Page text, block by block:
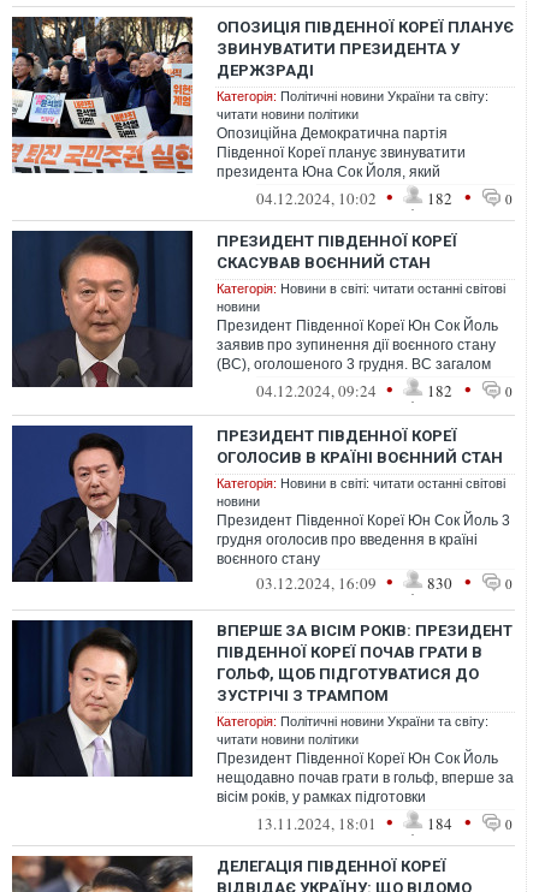
ОПОЗИЦІЯ ПІВДЕННОЇ КОРЕЇ ПЛАНУЄ
ЗВИНУВАТИТИ ПРЕЗИДЕНТА У
ДЕРЖЗРАДІ
Категорія: Політичні новини України та світу:
читати новини політики
Опозиційна Демократична партія
Південної Кореї планує звинуватити
президента Юна Сок Йоля, який
напередодні оголосив про запровадження
воєнного стану ...
04.12.2024, 10:02 • 182 • 0
ПРЕЗИДЕНТ ПІВДЕННОЇ КОРЕЇ
СКАСУВАВ ВОЄННИЙ СТАН
Категорія: Новини в світі: читати останні світові
новини
Президент Південної Кореї Юн Сок Йоль
заявив про зупинення дії воєнного стану
(ВС), оголошеного 3 грудня. ВС загалом
тривав у країні шість годин
04.12.2024, 09:24 • 182 • 0
ПРЕЗИДЕНТ ПІВДЕННОЇ КОРЕЇ
ОГОЛОСИВ В КРАЇНІ ВОЄННИЙ СТАН
Категорія: Новини в світі: читати останні світові
новини
Президент Південної Кореї Юн Сок Йоль 3
грудня оголосив про введення в країні
воєнного стану
03.12.2024, 16:09 • 830 • 0
ВПЕРШЕ ЗА ВІСІМ РОКІВ: ПРЕЗИДЕНТ
ПІВДЕННОЇ КОРЕЇ ПОЧАВ ГРАТИ В
ГОЛЬФ, ЩОБ ПІДГОТУВАТИСЯ ДО
ЗУСТРІЧІ З ТРАМПОМ
Категорія: Політичні новини України та світу:
читати новини політики
Президент Південної Кореї Юн Сок Йоль
нещодавно почав грати в гольф, вперше за
вісім років, у рамках підготовки
до майбутніх зустрічей з новообраним п...
13.11.2024, 18:01 • 184 • 0
ДЕЛЕГАЦІЯ ПІВДЕННОЇ КОРЕЇ
ВІДВІДАЄ УКРАЇНУ: ЩО ВІДОМО